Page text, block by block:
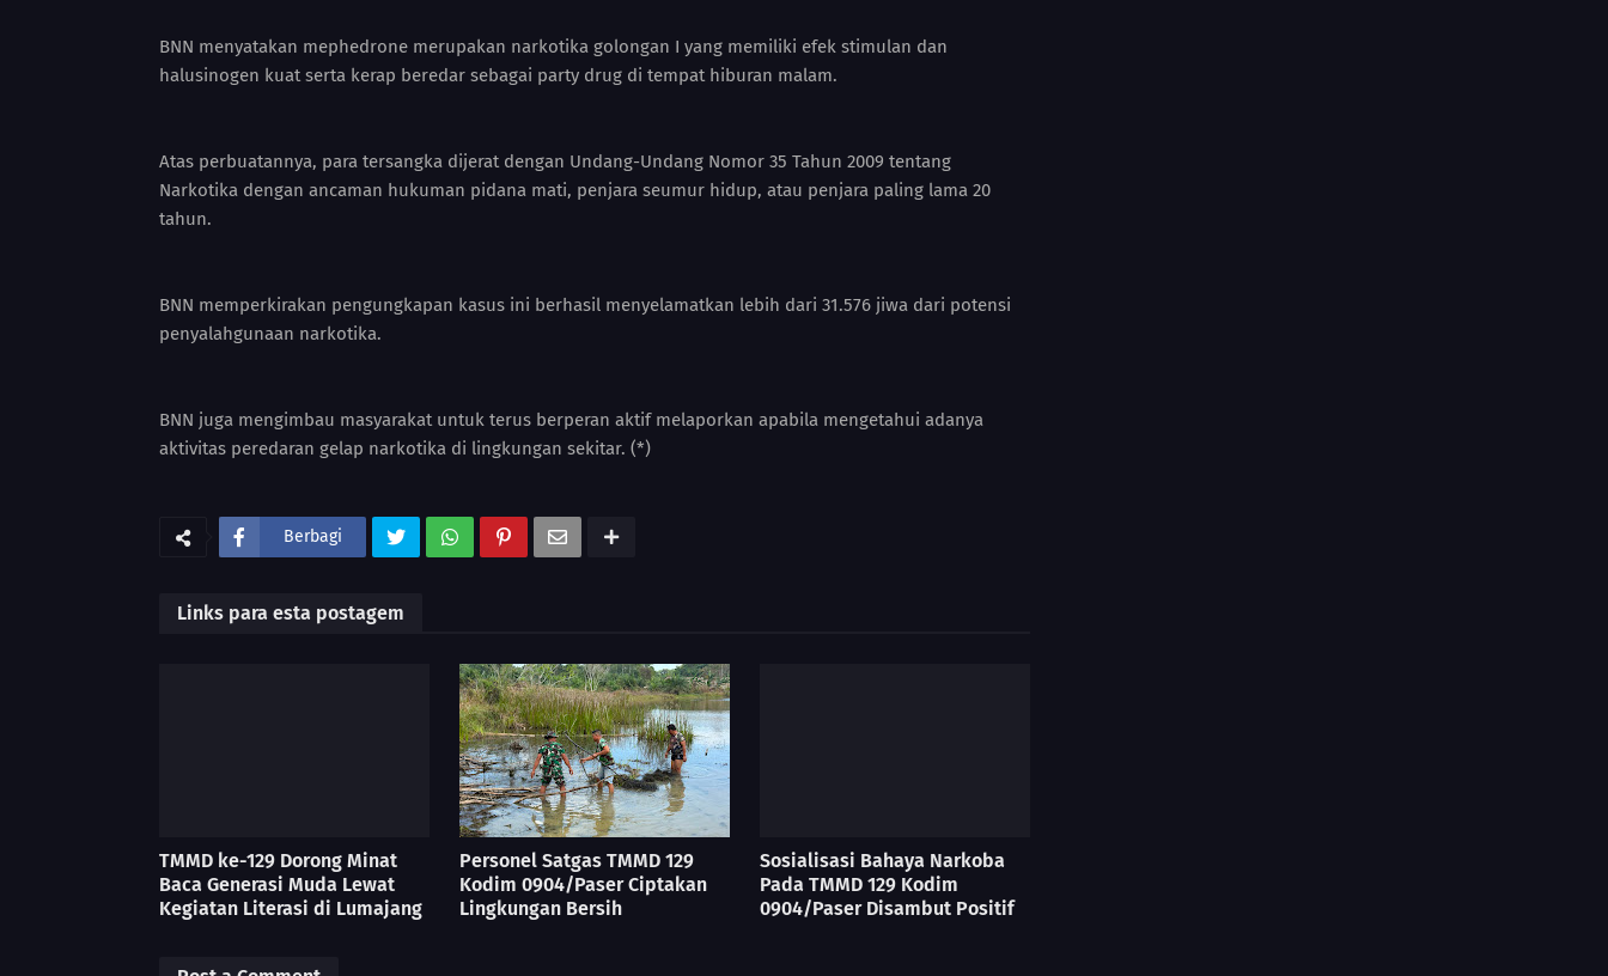
BNN menyatakan mephedrone merupakan narkotika golongan I yang memiliki efek stimulan dan
halusinogen kuat serta kerap beredar sebagai party drug di tempat hiburan malam.
Atas perbuatannya, para tersangka dijerat dengan Undang-Undang Nomor 35 Tahun 2009 tentang
Narkotika dengan ancaman hukuman pidana mati, penjara seumur hidup, atau penjara paling lama 20
tahun.
BNN memperkirakan pengungkapan kasus ini berhasil menyelamatkan lebih dari 31.576 jiwa dari potensi
penyalahgunaan narkotika.
BNN juga mengimbau masyarakat untuk terus berperan aktif melaporkan apabila mengetahui adanya
aktivitas peredaran gelap narkotika di lingkungan sekitar. (*)
Berbagi
Links para esta postagem
TMMD ke-129 Dorong Minat
Baca Generasi Muda Lewat
Kegiatan Literasi di Lumajang
Personel Satgas TMMD 129
Kodim 0904/Paser Ciptakan
Lingkungan Bersih
Sosialisasi Bahaya Narkoba
Pada TMMD 129 Kodim
0904/Paser Disambut Positif